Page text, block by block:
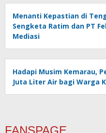
Menanti Kepastian di
Sengketa Ratim dan PT
Mediasi
Hadapi Musim Kemarau,
Juta Liter Air bagi Warga
FANSPAGE